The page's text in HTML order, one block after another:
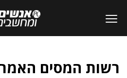
רשות המסים